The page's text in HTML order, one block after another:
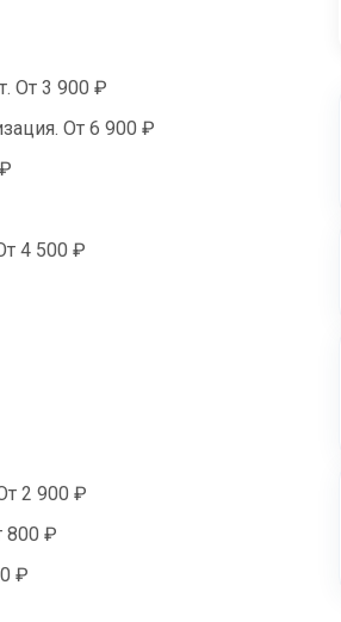
От 3 900 ₽
От 6 900 ₽
4 500 ₽
2 900 ₽
800 ₽
₽